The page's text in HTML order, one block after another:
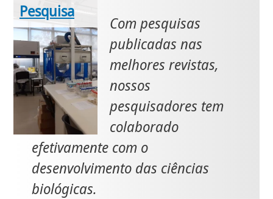
Pesquisa
Com pesquisas
publicadas nas
melhores revistas,
nossos
pesquisadores tem
colaborado
efetivamente com o
desenvolvimento das ciências
biológicas.